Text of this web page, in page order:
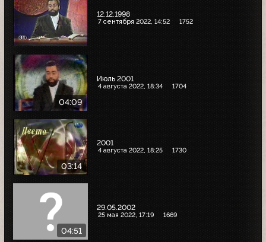
12.12.1998
7 сентября 2022, 14:52 1752
04:09
Июль 2001
4 августа 2022, 18:34 1704
03:14
2001
4 августа 2022, 18:25 1730
04:51
29.05.2002
25 мая 2022, 17:19 1669